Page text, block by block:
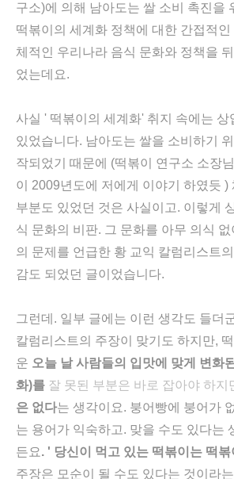
구소)에 의해 남아도는 쌀 소비 촉진을
떡볶이의 세계화 정책에 대한 간접적인
체적인 우리나라 음식 문화와 정책을
었는데요.
사실 ' 떡볶이의 세계화' 취지 속에는 상
있었습니다. 남아도는 쌀을 소비하기
작되었기 때문에 (떡볶이 연구소 소장
이 2009년도에 저에게 이야기 하였듯 )
부분도 있었던 것은 사실이고. 이렇게
식 문화의 비판. 그 문화를 아무 의식
의 문제를 언급한 황 교익 칼럼리스트
감도 되었던 글이었습니다.
그런데. 일부 글에는 이런 생각도 들더
칼럼리스트의 주장이 맞기도 하지만,
운 오늘 날 사람들의 입맛에 맞게 변화된
화)를 잘 못된 부분은 바로 잡아야 하지
은 없다는 생각이요. 붕어빵에 붕어가
는 용어가 익숙하고. 맞을 수도 있다는
든요. ' 당신이 먹고 있는 떡볶이는 떡
주장은 모순이 될 수도 있다는 것이라